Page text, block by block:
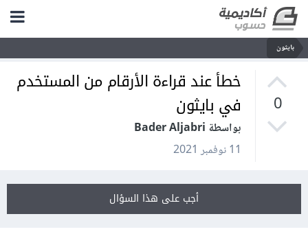
بايثون
0
خطأ عند قراءة الأرقام من المستخدم
في بايثون
بواسطة Bader Aljabri
11 نوفمبر 2021
أجب على هذا السؤال